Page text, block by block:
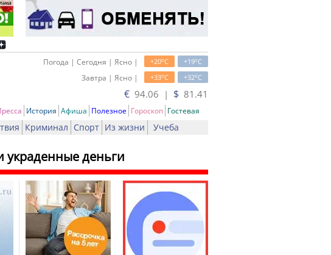
+19oC
+20oC
Погода | Сегодня | Ясно |
+32oC
+33oC
Завтра | Ясно |
€ 94.06 | $ 81.41
История Афиша Полезное Гороскоп Гостевая
Криминал Спорт Из жизни Учеба
украденные деньги